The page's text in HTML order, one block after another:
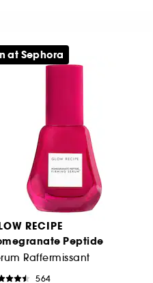
RECIPE
Peptide
Raffermissant
564
at Sephora